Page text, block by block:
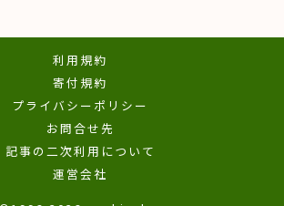
利用規約
寄付規約
プライバシーポリシー
お問合せ先
記事の二次利用について
運営会社